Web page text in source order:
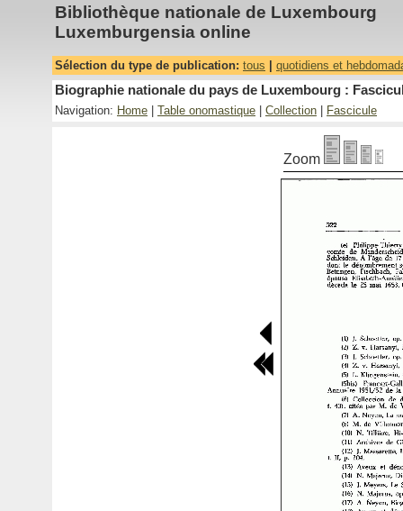
Bibliothèque nationale de Luxembourg
Luxemburgensia online
Sélection du type de publication: tous quotidiens et
Biographie nationale du pays de Luxembourg :
Navigation: Home Table onomastique Collection Fascicule
Zoom